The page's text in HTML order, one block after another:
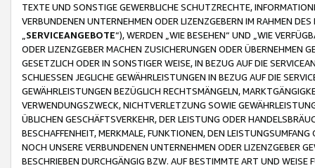
TEXTE UND SONSTIGE GEWERBLICHE SCHUTZRECHTE,
VERBUNDENEN UNTERNEHMEN ODER LIZENZGEBERN IM RAHMEN
SERVICEANGEBOTE“), WERDEN „WIE BESEHEN“ UND „WIE
ODER LIZENZGEBER MACHEN ZUSICHERUNGEN ODER ÜBERNEHMEN
GESETZLICH ODER IN SONSTIGER WEISE, IN BEZUG AUF DIE
SCHLIESSEN JEGLICHE GEWÄHRLEISTUNGEN IN BEZUG AUF DIE
GEWÄHRLEISTUNGEN BEZÜGLICH RECHTSMÄNGELN,
VERWENDUNGSZWECK, NICHTVERLETZUNG SOWIE
ÜBLICHEN GESCHÄFTSVERKEHR, DER LEISTUNG ODER
BESCHAFFENHEIT, MERKMALE, FUNKTIONEN, DEN
NOCH UNSERE VERBUNDENEN UNTERNEHMEN ODER LIZENZGEBER
BESCHRIEBEN DURCHGÄNGIG BZW. AUF BESTIMMTE ART UND